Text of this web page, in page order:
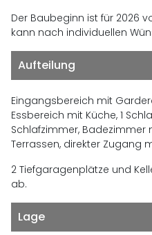
Der Baubeginn ist für 2026
kann nach individuellen
Aufteilung
Eingangsbereich mit
Essbereich mit Küche, 1
Schlafzimmer, Badezimmer
Terrassen, direkter Zugang
2 Tiefgaragenplätze und
ab.
Lage